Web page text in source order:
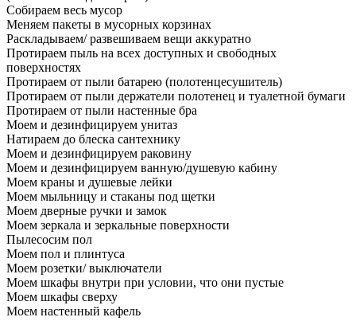
Собираем весь мусор
Меняем пакеты в мусорных корзинах
Раскладываем/ развешиваем вещи аккуратно
Протираем пыль на всех доступных и свободных
поверхностях
Протираем от пыли батарею (полотенцесушитель)
Протираем от пыли держатели полотенец и туалетной бумаги
Протираем от пыли настенные бра
Моем и дезинфицируем унитаз
Натираем до блеска сантехнику
Моем и дезинфицируем раковину
Моем и дезинфицируем ванную/душевую кабину
Моем краны и душевые лейки
Моем мыльницу и стаканы под щетки
Моем дверные ручки и замок
Моем зеркала и зеркальные поверхности
Пылесосим пол
Моем пол и плинтуса
Моем розетки/ выключатели
Моем шкафы внутри при условии, что они пустые
Моем шкафы сверху
Моем настенный кафель